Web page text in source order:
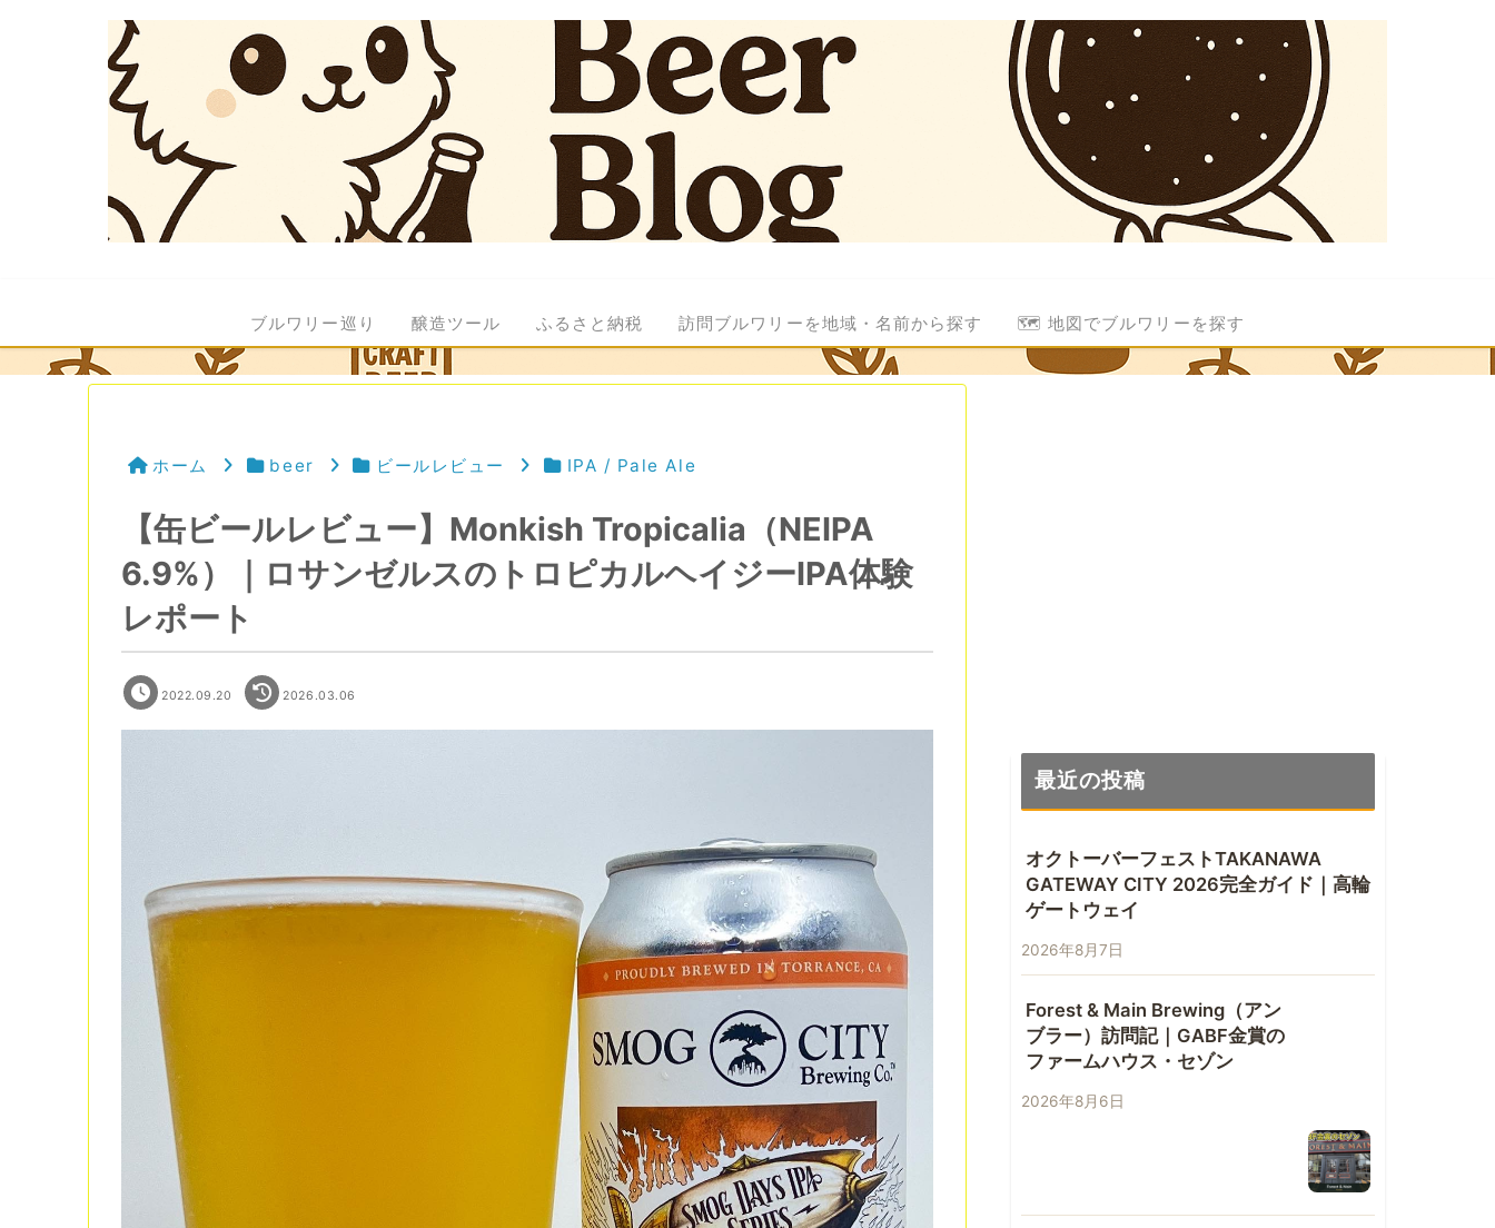
ブルワリー巡り 醸造ツール ふるさと納税 訪問ブルワリーを地域・名前から探す 🗺️ 地図でブルワリーを探す
ホーム beer ビールレビュー IPA / Pale Ale
【缶ビールレビュー】Monkish Tropicalia（NEIPA
6.9%）｜ロサンゼルスのトロピカルヘイジーIPA体験
レポート
2022.09.20 2026.03.06
最近の投稿
オクトーバーフェストTAKANAWA
GATEWAY CITY 2026完全ガイド｜高輪
ゲートウェイ
2026年8月7日
Forest & Main Brewing（アン
ブラー）訪問記｜GABF金賞の
ファームハウス・セゾン
2026年8月6日